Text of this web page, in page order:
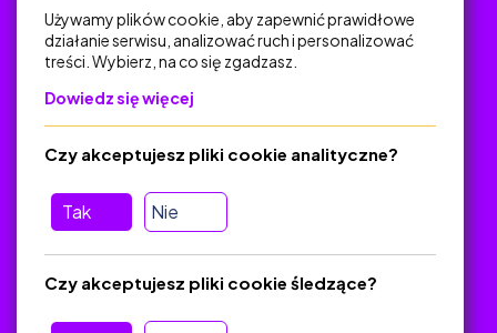
Na skróty
Polityka Prywatności
Regulamin
O platformie
Baza materiałów dydaktycznych
Jak zostać autorem
FAQ
Używamy plików cookie, aby zapewnić prawidłowe
działanie serwisu, analizować ruch i personalizować
treści. Wybierz, na co się zgadzasz.
Dowiedz się więcej
Tak Nie
Czy akceptujesz pliki cookie analityczne?
Czy akceptujesz pliki cookie śledzące?